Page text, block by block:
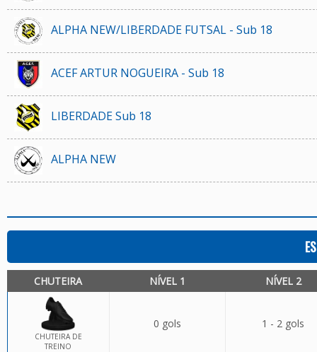
ALPHA NEW/LIBERDADE FUTSAL - Sub 18
ACEF ARTUR NOGUEIRA - Sub 18
LIBERDADE Sub 18
ALPHA NEW
CHUTEIRA NÍVEL 1 NÍVEL 2
CHUTEIRA DE
TREINO
0 gols 1 - 2 gols